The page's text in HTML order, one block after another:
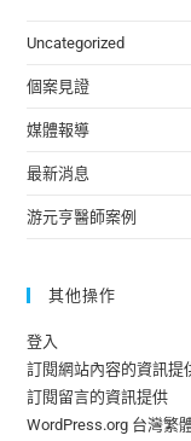
Uncategorized
個案見證
媒體報導
最新消息
游元亨醫師案例
其他操作
登入
訂閱網站內容的資訊提
訂閱留言的資訊提供
WordPress.org 台灣繁